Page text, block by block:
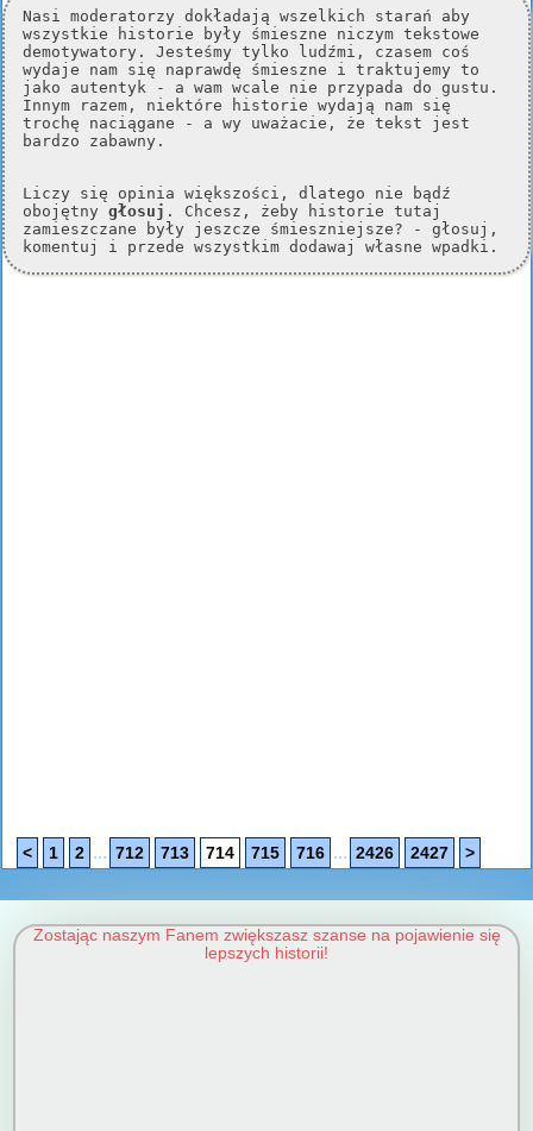
Nasi moderatorzy dokładają wszelkich starań aby
wszystkie historie były śmieszne niczym tekstowe
demotywatory. Jesteśmy tylko ludźmi, czasem coś
wydaje nam się naprawdę śmieszne i traktujemy to
jako autentyk - a wam wcale nie przypada do gustu.
Innym razem, niektóre historie wydają nam się
trochę naciągane - a wy uważacie, że tekst jest
bardzo zabawny.
Liczy się opinia większości, dlatego nie bądź
obojętny głosuj . Chcesz, żeby historie tutaj
zamieszczane były jeszcze śmieszniejsze? - głosuj,
komentuj i przede wszystkim dodawaj własne wpadki.
< 1 2 ... 712 713 714 715 716 ... 2426 2427 >
Zostając naszym Fanem zwiększasz szanse na pojawienie się
lepszych historii!